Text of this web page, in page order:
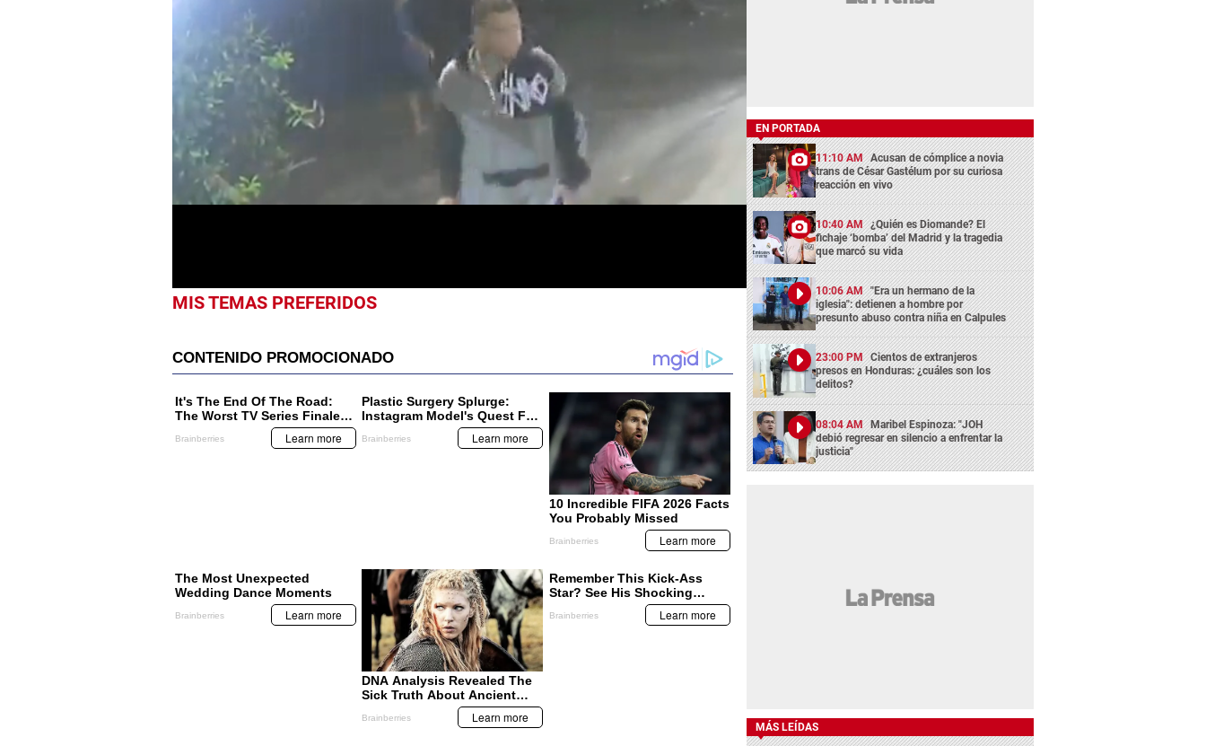
seconds
of
28
secondsVolume
0%
MIS TEMAS PREFERIDOS
EN PORTADA
11:10 AM Acusan de cómplice a novia
trans de César Gastélum por su curiosa
reacción en vivo
10:40 AM ¿Quién es Diomande? El
fichaje ‘bomba’ del Madrid y la tragedia
que marcó su vida
10:06 AM "Era un hermano de la
iglesia": detienen a hombre por
presunto abuso contra niña en Calpules
23:00 PM Cientos de extranjeros
presos en Honduras: ¿cuáles son los
delitos?
08:04 AM Maribel Espinoza: "JOH
debió regresar en silencio a enfrentar la
justicia"
MÁS LEÍDAS